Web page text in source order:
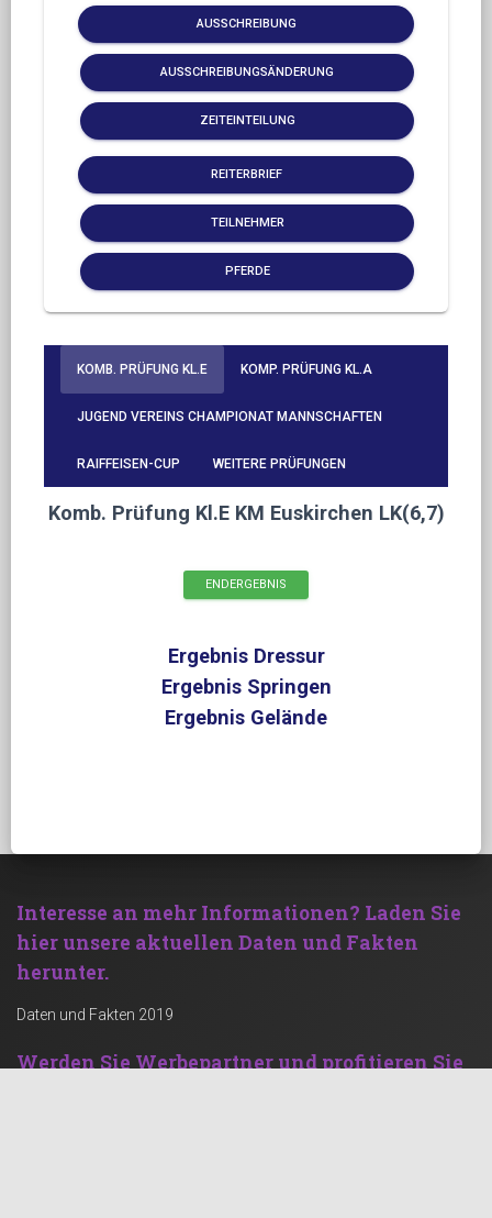
AUSSCHREIBUNG
AUSSCHREIBUNGSÄNDERUNG
ZEITEINTEILUNG
REITERBRIEF
TEILNEHMER
PFERDE
KOMB. PRÜFUNG KL.E KOMP. PRÜFUNG KL.A
JUGEND VEREINS CHAMPIONAT MANNSCHAFTEN
RAIFFEISEN-CUP WEITERE PRÜFUNGEN
Komb. Prüfung Kl.E KM Euskirchen LK(6,7)
ENDERGEBNIS
Ergebnis Dressur
Ergebnis Springen
Ergebnis Gelände
Interesse an mehr Informationen? Laden Sie
hier unsere aktuellen Daten und Fakten
herunter.
Daten und Fakten 2019
Werden Sie Werbepartner und profitieren Sie